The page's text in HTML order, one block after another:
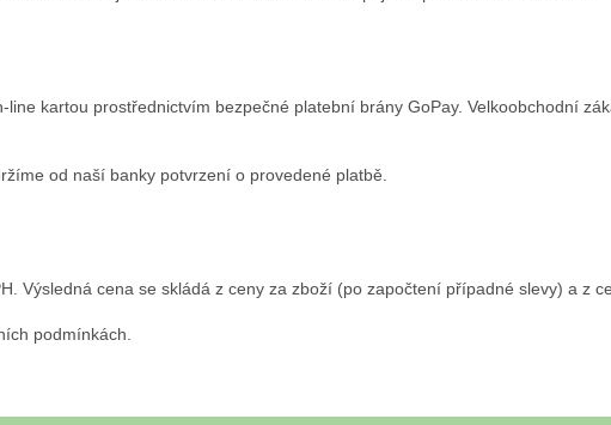
kartou prostřednictvím bezpečné platební brány GoPay. Velkoobchodní
od naší banky potvrzení o provedené platbě.
Výsledná cena se skládá z ceny za zboží (po započtení případné slevy) a z
podmínkách.